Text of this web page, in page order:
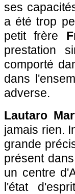
ses
a été trop
petit frère
prestation
comporté
dans
adverse.
Lautaro
jamais rien.
grande
présent
un centre
l'état